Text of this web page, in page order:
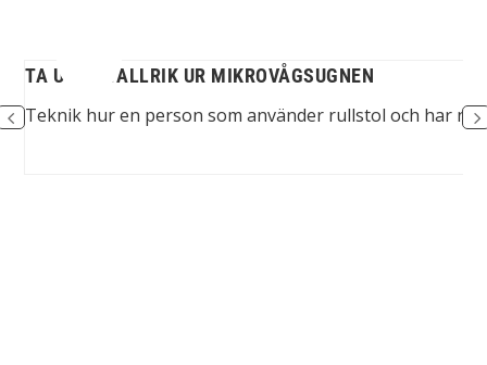
TA UT EN TALLRIK UR MIKROVÅGSUGNEN
Teknik hur en person som använder rullstol och har